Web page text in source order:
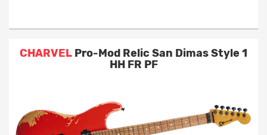
CHARVEL Pro-Mod Relic San Dimas Style 1
HH FR PF